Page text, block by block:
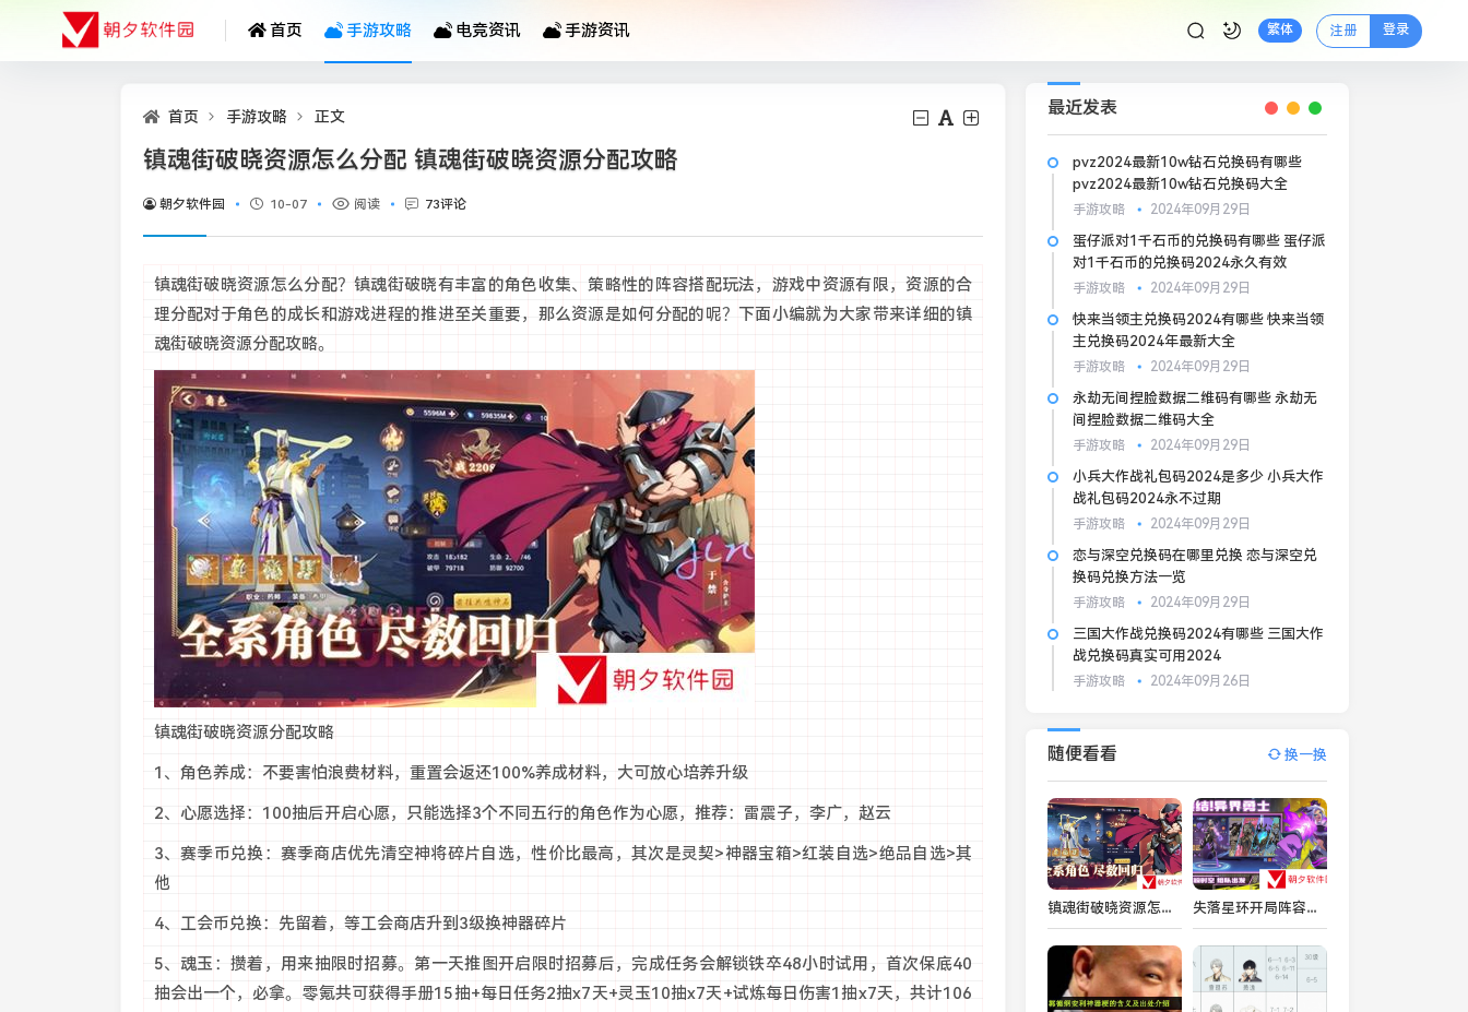
首页 手游攻略 电竞资讯 手游资讯 繁体 注册 登录
首页 手游攻略 正文
镇魂街破晓资源怎么分配 镇魂街破晓资源分配攻略
朝夕软件园 10-07 阅读 73评论
镇魂街破晓资源怎么分配？镇魂街破晓有丰富的角色收集、策略性的阵容搭配玩法，游戏中资源有限，资源的合
理分配对于角色的成长和游戏进程的推进至关重要，那么资源是如何分配的呢？下面小编就为大家带来详细的镇
魂街破晓资源分配攻略。
镇魂街破晓资源分配攻略
1、角色养成：不要害怕浪费材料，重置会返还100%养成材料，大可放心培养升级
2、心愿选择：100抽后开启心愿，只能选择3个不同五行的角色作为心愿，推荐：雷震子，李广，赵云
3、赛季币兑换：赛季商店优先清空神将碎片自选，性价比最高，其次是灵契>神器宝箱>红装自选>绝品自选>其
他
4、工会币兑换：先留着，等工会商店升到3级换神器碎片
5、魂玉：攒着，用来抽限时招募。第一天推图开启限时招募后，完成任务会解锁铁卒48小时试用，首次保底40
抽会出一个，必拿。零氪共可获得手册15抽+每日任务2抽x7天+灵玉10抽x7天+试炼每日伤害1抽x7天，共计106
最近发表
pvz2024最新10w钻石兑换码有哪些
pvz2024最新10w钻石兑换码大全
手游攻略 2024年09月29日
蛋仔派对1千石币的兑换码有哪些 蛋仔派
对1千石币的兑换码2024永久有效
手游攻略 2024年09月29日
快来当领主兑换码2024有哪些 快来当领
主兑换码2024年最新大全
手游攻略 2024年09月29日
永劫无间捏脸数据二维码有哪些 永劫无
间捏脸数据二维码大全
手游攻略 2024年09月29日
小兵大作战礼包码2024是多少 小兵大作
战礼包码2024永不过期
手游攻略 2024年09月29日
恋与深空兑换码在哪里兑换 恋与深空兑
换码兑换方法一览
手游攻略 2024年09月29日
三国大作战兑换码2024有哪些 三国大作
战兑换码真实可用2024
手游攻略 2024年09月26日
随便看看 换一换
镇魂街破晓资源怎么分配 镇魂街破晓资源分配攻略 失落星环开局阵容怎么搭配 失落星环开局阵容搭配攻略